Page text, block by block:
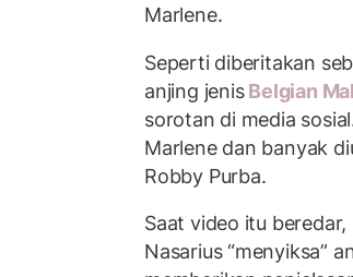
Marlene.
Seperti diberitakan
anjing jenisBelgian
sorotan di media
Marlene dan banyak
Robby Purba.
Saat video itu
Nasarius “menyiksa”